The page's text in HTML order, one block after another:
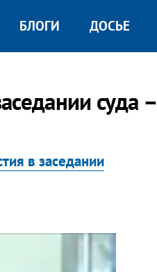
БЛОГИ ДОСЬЕ
суда –
в заседании